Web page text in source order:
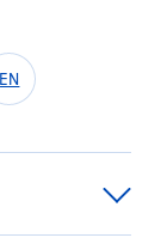
EN